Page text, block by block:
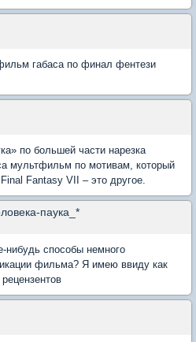
габаса по финал фентези
по большей части нарезка
мультфильм по мотивам, который
Fantasy VII – это другое.
паука_*
нибудь способы немного
фильма? Я имею ввиду как